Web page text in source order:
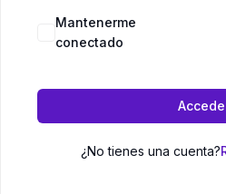
Mantenerme
conectado
¿No tienes una cuenta?